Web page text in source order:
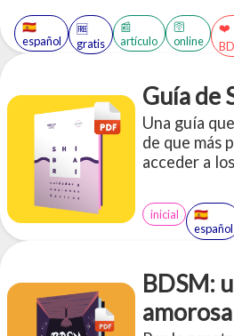
🇪🇸
español
🆓
gratis
📰
artículo
🛜
online
❤️
Guía de
Una guía
de que más
acceder a
restricción
inicial
🇪🇸
español
BDSM:
amorosa